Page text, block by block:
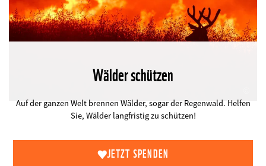
Wälder schützen
Auf der ganzen Welt brennen Wälder, sogar der Regenwald. Helfen
Sie, Wälder langfristig zu schützen!
JETZT SPENDEN